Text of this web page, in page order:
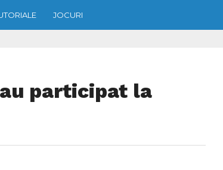
JOCURI
participat la